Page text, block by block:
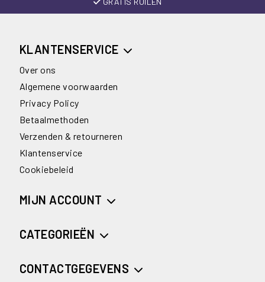
KLANTENSERVICE
Over ons
Algemene voorwaarden
Privacy Policy
Betaalmethoden
Verzenden & retourneren
Klantenservice
Cookiebeleid
MIJN ACCOUNT
CATEGORIEËN
CONTACTGEGEVENS